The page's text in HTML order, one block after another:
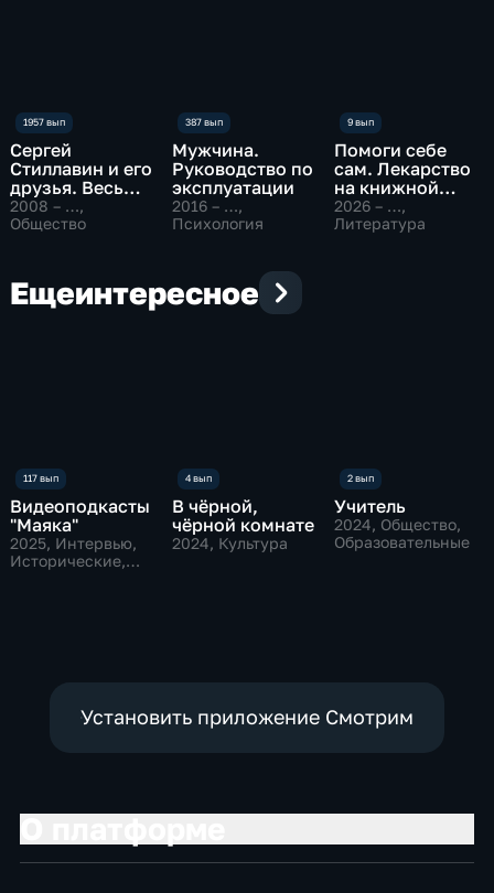
Сергей
Стиллавин и его
друзья. Весь
эфир
2008 – …,
Общество
Мужчина.
Руководство по
эксплуатации
2016 – …,
Психология
Помоги себе
сам. Лекарство
на книжной
полке
2026 – …,
Литература
Ещеинтересное
Видеоподкасты
"Маяка"
2025, Интервью,
Исторические,
В чёрной,
чёрной комнате
2024, Культура
Учитель
2024, Общество,
Образовательные
Установить приложение Смотрим